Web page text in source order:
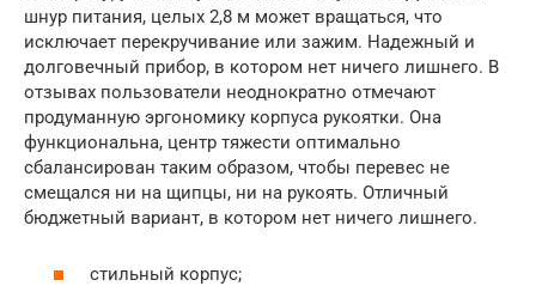
шнур питания, целых 2,8 м может вращаться, что
исключает перекручивание или зажим. Надежный и
долговечный прибор, в котором нет ничего лишнего. В
отзывах пользователи неоднократно отмечают
продуманную эргономику корпуса рукоятки. Она
функциональна, центр тяжести оптимально
сбалансирован таким образом, чтобы перевес не
смещался ни на щипцы, ни на рукоять. Отличный
бюджетный вариант, в котором нет ничего лишнего.
стильный корпус;